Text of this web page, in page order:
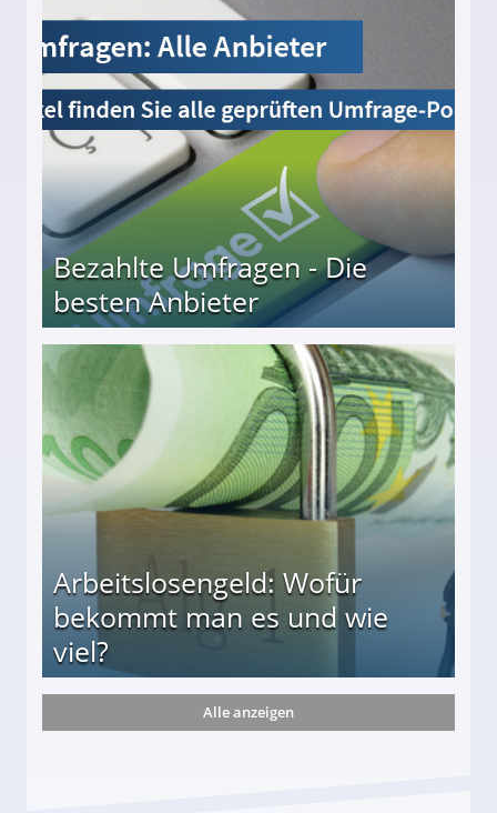
Bezahlte Umfragen - Die
besten Anbieter
Arbeitslosengeld: Wofür
bekommt man es und wie
viel?
und wie viel?
Alle anzeigen